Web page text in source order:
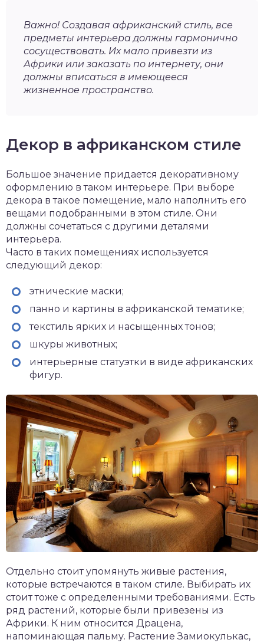
Важно! Создавая африканский стиль, все
предметы интерьера должны гармонично
сосуществовать. Их мало привезти из
Африки или заказать по интернету, они
должны вписаться в имеющееся
жизненное пространство.
Декор в африканском стиле
Большое значение придается декоративному
оформлению в таком интерьере. При выборе
декора в такое помещение, мало наполнить его
вещами подобранными в этом стиле. Они
должны сочетаться с другими деталями
интерьера.
Часто в таких помещениях используется
следующий декор:
этнические маски;
панно и картины в африканской тематике;
текстиль ярких и насыщенных тонов;
шкуры животных;
интерьерные статуэтки в виде африканских
фигур.
Отдельно стоит упомянуть живые растения,
которые встречаются в таком стиле. Выбирать их
стоит тоже с определенными требованиями. Есть
ряд растений, которые были привезены из
Африки. К ним относится Драцена,
напоминающая пальму. Растение Замиокулькас,